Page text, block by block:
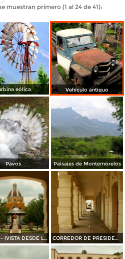
muestran primero (1 al 24 de 41):
eólica Vehículo antiguo
Pavos Paisajes de Montemorelos
PLAZA--- (VISTA DESDE LA PRESIDENCIA MUNICIPAL) CORREDOR DE PRESIDENCIA MUNICIPAL